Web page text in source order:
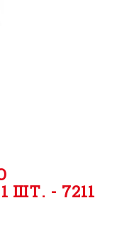
ШТ. - 7211